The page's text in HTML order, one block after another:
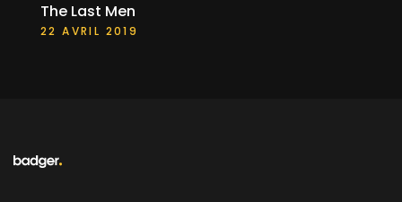
The Last Men
22 AVRIL 2019